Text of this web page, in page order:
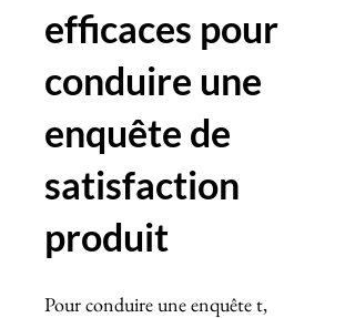
efficaces pour
conduire une
enquête de
satisfaction
produit
Pour conduire une enquête t,